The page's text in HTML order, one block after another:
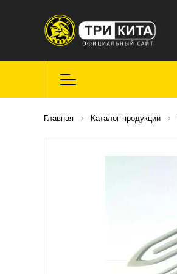
Главная Каталог продукции